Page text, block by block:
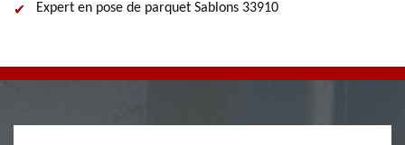
Expert en pose de parquet Sablons 33910